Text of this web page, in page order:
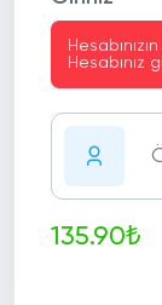
Hesabınız
135.90₺